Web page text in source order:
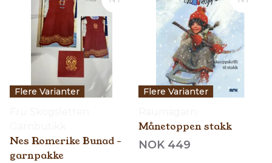
Flere Varianter
Nes Romerike Bunad -
garnpakke
Flere Varianter
Månetoppen stakk
NOK 449